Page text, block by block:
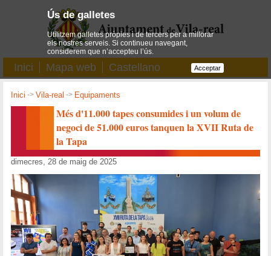
Inici Mapa web Castellano
Inici ->Vila-real -> Equipaments
Més d'11.000 tapes consumides i un volum de
negoci de 51.000 euros tanquen la XVII Ruta de
la Tapa
dimecres, 28 de maig de 2025
Ús de galletes
Utilitzem galletes pròpies i de tercers per a millorar
els nostres serveis. Si continueu navegant,
considerem que n’accepteu l’ús.
Acceptar